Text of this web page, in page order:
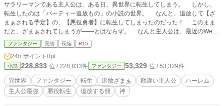
サラリーマンである主人公は、ある日、異世界に転生してしまう。 しかし、
転生したのは「パーティー追放もの」の小説の世界。 なんと、追放して【ざ
まぁされる予定】の、【悪役勇者】に転生してしまったのだった！ このまま
だと、ざまぁされてしまうが――とはならず。 なんと主人公は、最近のWeb
小説をあまり読んでおらず……。 自分のことを、「勇者なんだから、当然主
人公だろ？」と、勝手に主人公だと勘違いしてしまったのだった！ 本来の主
人公である【荷物持ち】を追放してしまう勇者。 しかし、自分のことを主人
公だと信じて疑わない彼は、無自覚に、主人公ムーブで【ざまぁフラグを回避】
していくのであった。 本来の主人公が出会うはずだったヒロインと、先に出
会ってしまい……。 本来は主人公が覚醒するはずだった【真の勇者の力】に
も目覚めてしまい……。 思い込みの力で、主人公補正を自分のものにしてい
ファンタジー 完結 長編 R15
24h.ポイント 0pt
小説 228,833 位 / 228,833件 ファンタジー 53,329 位 / 53,329件
異世界 ファンタジー 転生 追放ざまぁ 勘違い主人公
ハーレム
主人公最強
悪役転生 追放する側 神